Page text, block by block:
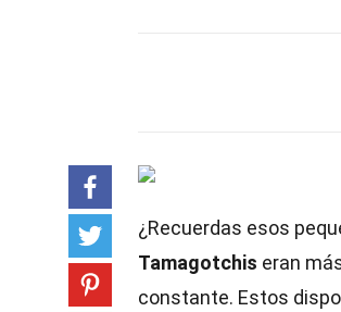
¿Recuerdas esos
Tamagotchis eran
constante. Estos